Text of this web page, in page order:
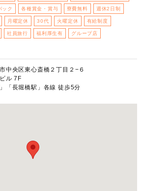
ック 各種賞金・賞与 寮費無料 週休2日制
月曜定休 30代 火曜定休 有給制度
社員旅行 福利厚生有 グループ店
中央区東心斎橋２丁目２−６
ル 7F
」「長堀橋駅」各線 徒歩5分